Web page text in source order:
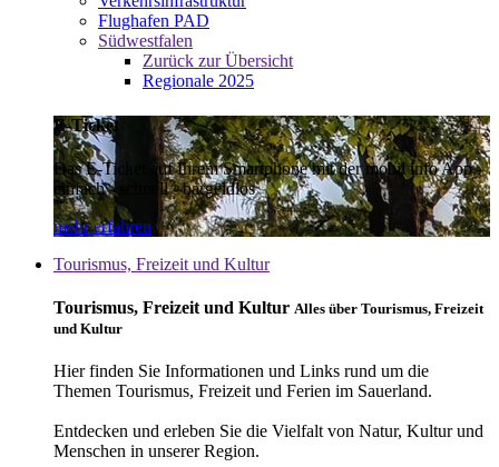
Flughafen PAD
Südwestfalen
Zurück zur Übersicht
Regionale 2025
E-Ticket
Das E-Ticket auf Ihrem Smartphone mit der mobil info App -
einfach - schnell - bargeldlos
mehr erfahren
Tourismus, Freizeit und Kultur
Tourismus, Freizeit und Kultur Alles über Tourismus, Freizeit
und Kultur
Hier finden Sie Informationen und Links rund um die
Themen Tourismus, Freizeit und Ferien im Sauerland.
Entdecken und erleben Sie die Vielfalt von Natur, Kultur und
Menschen in unserer Region.